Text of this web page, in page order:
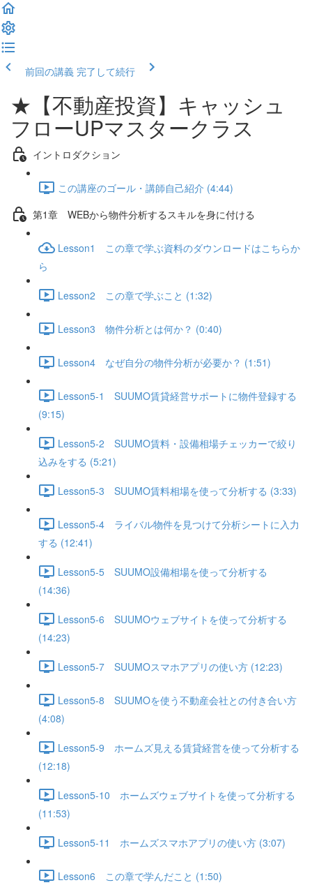
前回の講義 完了して続行
★【不動産投資】キャッシュ
フローUPマスタークラス
イントロダクション
この講座のゴール・講師自己紹介 (4:44)
第1章 WEBから物件分析するスキルを身に付ける
Lesson1 この章で学ぶ資料のダウンロードはこちらか
ら
Lesson2 この章で学ぶこと (1:32)
Lesson3 物件分析とは何か？ (0:40)
Lesson4 なぜ自分の物件分析が必要か？ (1:51)
Lesson5-1 SUUMO賃貸経営サポートに物件登録する
(9:15)
Lesson5-2 SUUMO賃料・設備相場チェッカーで絞り
込みをする (5:21)
Lesson5-3 SUUMO賃料相場を使って分析する (3:33)
Lesson5-4 ライバル物件を見つけて分析シートに入力
する (12:41)
Lesson5-5 SUUMO設備相場を使って分析する
(14:36)
Lesson5-6 SUUMOウェブサイトを使って分析する
(14:23)
Lesson5-7 SUUMOスマホアプリの使い方 (12:23)
Lesson5-8 SUUMOを使う不動産会社との付き合い方
(4:08)
Lesson5-9 ホームズ見える賃貸経営を使って分析する
(12:18)
Lesson5-10 ホームズウェブサイトを使って分析する
(11:53)
Lesson5-11 ホームズスマホアプリの使い方 (3:07)
Lesson6 この章で学んだこと (1:50)